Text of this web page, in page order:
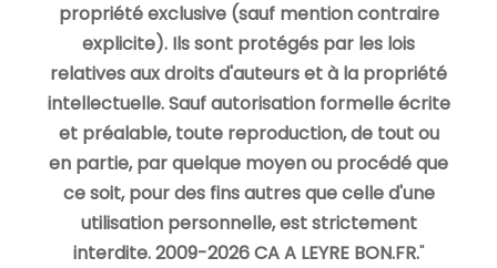
propriété exclusive (sauf mention contraire
explicite). Ils sont protégés par les lois
relatives aux droits d'auteurs et à la propriété
intellectuelle. Sauf autorisation formelle écrite
et préalable, toute reproduction, de tout ou
en partie, par quelque moyen ou procédé que
ce soit, pour des fins autres que celle d'une
utilisation personnelle, est strictement
interdite. 2009-2026 CA A LEYRE BON.FR."